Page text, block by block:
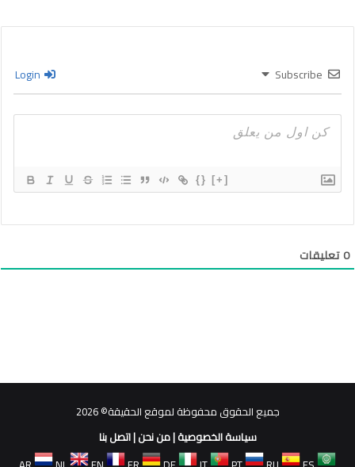
Subscribe
{} [+]
0تعليقات
جميع الحقوق محفوظة لموقع الحقيقة© 2026
سياسة الخصوصية|من نحن|اتصل بنا